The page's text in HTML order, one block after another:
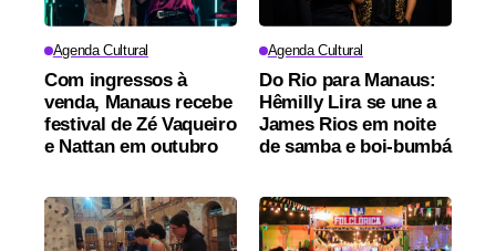
Agenda Cultural
Com ingressos à
venda, Manaus recebe
festival de Zé Vaqueiro
e Nattan em outubro
Agenda Cultural
Do Rio para Manaus:
Hêmilly Lira se une a
James Rios em noite
de samba e boi-bumbá